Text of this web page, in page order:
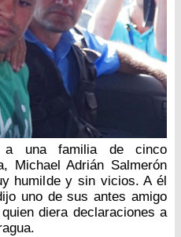
a una familia de cinco
Michael Adrián Salmerón
humilde y sin vicios. A él
uno de sus antes amigo
diera declaraciones a